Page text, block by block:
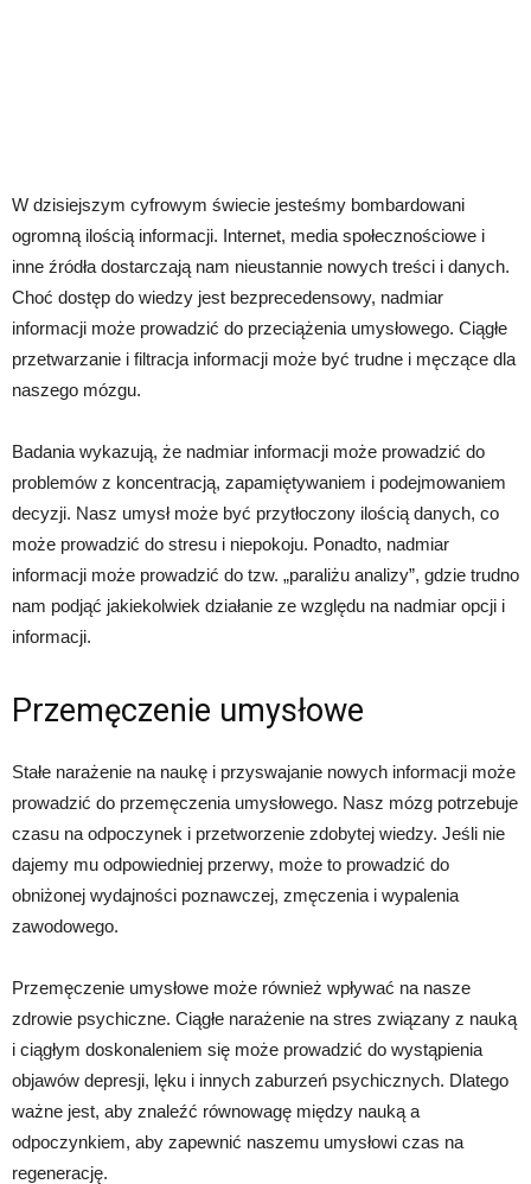
W dzisiejszym cyfrowym świecie jesteśmy bombardowani
ogromną ilością informacji. Internet, media społecznościowe i
inne źródła dostarczają nam nieustannie nowych treści i danych.
Choć dostęp do wiedzy jest bezprecedensowy, nadmiar
informacji może prowadzić do przeciążenia umysłowego. Ciągłe
przetwarzanie i filtracja informacji może być trudne i męczące dla
naszego mózgu.
Badania wykazują, że nadmiar informacji może prowadzić do
problemów z koncentracją, zapamiętywaniem i podejmowaniem
decyzji. Nasz umysł może być przytłoczony ilością danych, co
może prowadzić do stresu i niepokoju. Ponadto, nadmiar
informacji może prowadzić do tzw. „paraliżu analizy”, gdzie trudno
nam podjąć jakiekolwiek działanie ze względu na nadmiar opcji i
informacji.
Przemęczenie umysłowe
Stałe narażenie na naukę i przyswajanie nowych informacji może
prowadzić do przemęczenia umysłowego. Nasz mózg potrzebuje
czasu na odpoczynek i przetworzenie zdobytej wiedzy. Jeśli nie
dajemy mu odpowiedniej przerwy, może to prowadzić do
obniżonej wydajności poznawczej, zmęczenia i wypalenia
zawodowego.
Przemęczenie umysłowe może również wpływać na nasze
zdrowie psychiczne. Ciągłe narażenie na stres związany z nauką
i ciągłym doskonaleniem się może prowadzić do wystąpienia
objawów depresji, lęku i innych zaburzeń psychicznych. Dlatego
ważne jest, aby znaleźć równowagę między nauką a
odpoczynkiem, aby zapewnić naszemu umysłowi czas na
regenerację.